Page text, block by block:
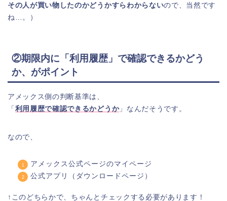
その人が買い物したのかどうかすらわからないので、当然です
ね…。）
②期限内に「利用履歴」で確認できるかどう
か、がポイント
アメックス側の判断基準は、
「 利用履歴で確認できるかどうか」なんだそうです。
なので、
アメックス公式ページのマイページ
公式アプリ（ダウンロードページ）
↑このどちらかで、ちゃんとチェックする必要があります！